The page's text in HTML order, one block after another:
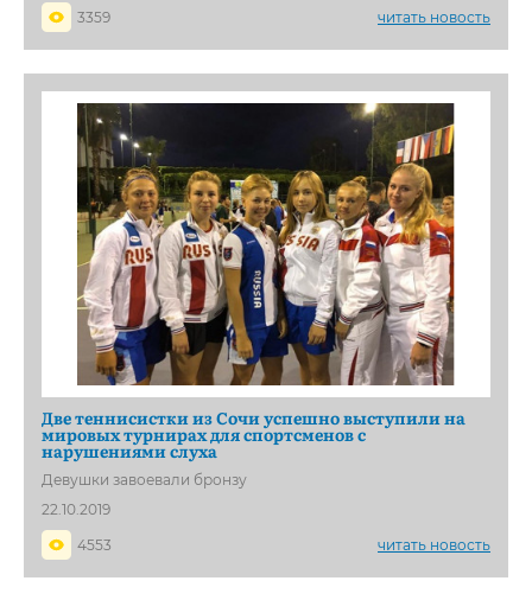
3359
читать новость
Две теннисистки из Сочи успешно выступили на
мировых турнирах для спортсменов с
нарушениями слуха
Девушки завоевали бронзу
22.10.2019
4553
читать новость